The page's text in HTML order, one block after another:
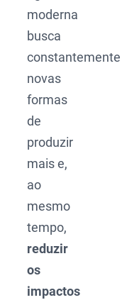
moderna
busca
constantemente
novas
formas
de
produzir
mais e,
ao
mesmo
tempo,
reduzir
os
impactos